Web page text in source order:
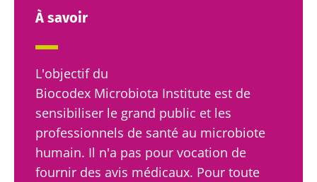
À savoir
L'objectif du
Biocodex Microbiota Institute est de
sensibiliser le grand public et les
professionnels de santé au microbiote
humain. Il n'a pas pour vocation de
fournir des avis médicaux. Pour toute